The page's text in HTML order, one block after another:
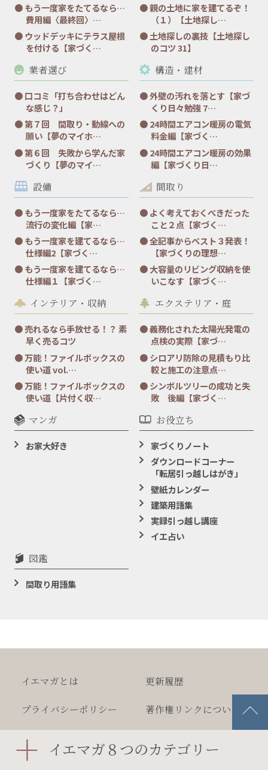
もう一度家をたてるなら…
費用編〈最終回〉…
ウッドデッキにテラス屋根
を付ける【家づく…
親の土地に家を建てるぞ！
（１）【土地探し…
土地探しの裏技【土地探し
のコツ 31】
業者選び
口コミ「打ち合わせはどん
な感じ？」
第７回 間取り・動線への
願い【夢のマイホ…
第６回 失敗から学んだ家
づくり【夢のマイ…
構造・建材
外壁の汚れを落とす【家づ
くり日々勉強 7…
24時間エアコン暖房の電気
料金編【家づく…
24時間エアコン暖房の効果
編【家づくり日…
設備
もう一度家をたてるなら…
流行の変化編【家…
もう一度家を建てるなら…
仕様編2【家づく…
もう一度家を建てるなら…
仕様編１【家づく…
間取り
よく考えておくべきだった
こと２点【家づく…
全記事からベスト３発表！
【家づくりの理想…
大容量のリビング収納を使
いこなす【家づく…
インテリア・収納
売れるなら手放せる！？ 素
早く売るコツ
万能！ファイルボックスの
使い道 vol.…
万能！ファイルボックスの
使い道【片付く収…
エクステリア・庭
義務化された太陽光発電の
点検の実際【家づ…
シロアリ防除の見積もり比
較と施工の注意点…
シンボルツリーの成功と失
敗 後編【家づく…
マンガ
お家大好き
お役立ち
家づくりノート
ダウンロードコーナー
「転居引っ越しはがき」
壁紙カレンダー
建築用語集
実録引っ越し講座
イエ占い
図鑑
間取り用語集
イエマガとは 更新履歴
プライバシーポリシー 著作権 リンクについて
広告掲載について
ニュースリリース
イエマガ８つのカテゴリー